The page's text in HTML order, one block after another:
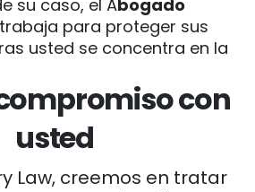
su caso, el Abogado
trabaja para proteger sus
usted se concentra en la
con
usted
Law, creemos en tratar